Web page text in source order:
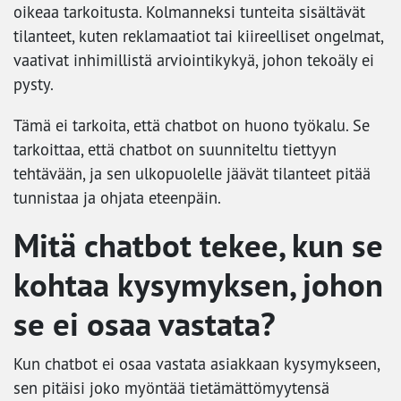
oikeaa tarkoitusta. Kolmanneksi tunteita sisältävät
tilanteet, kuten reklamaatiot tai kiireelliset ongelmat,
vaativat inhimillistä arviointikykyä, johon tekoäly ei
pysty.
Tämä ei tarkoita, että chatbot on huono työkalu. Se
tarkoittaa, että chatbot on suunniteltu tiettyyn
tehtävään, ja sen ulkopuolelle jäävät tilanteet pitää
tunnistaa ja ohjata eteenpäin.
Mitä chatbot tekee, kun se
kohtaa kysymyksen, johon
se ei osaa vastata?
Kun chatbot ei osaa vastata asiakkaan kysymykseen,
sen pitäisi joko myöntää tietämättömyytensä